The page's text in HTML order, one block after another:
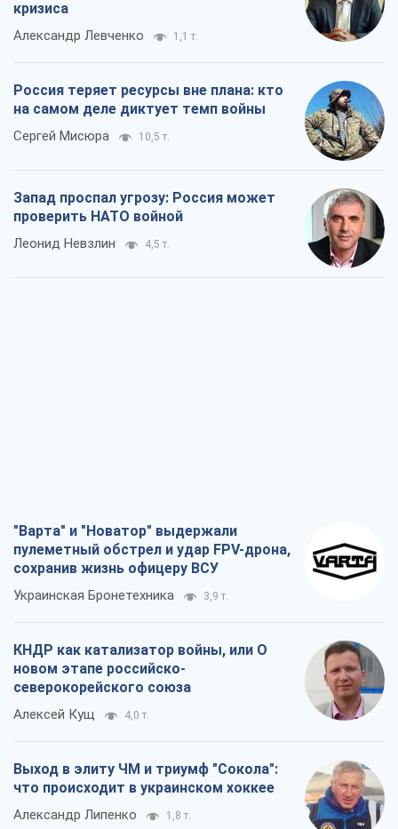
кризиса
Александр Левченко 1,1 т.
Россия теряет ресурсы вне плана: кто
на самом деле диктует темп войны
Сергей Мисюра 10,5 т.
Запад проспал угрозу: Россия может
проверить НАТО войной
Леонид Невзлин 4,5 т.
"Варта" и "Новатор" выдержали
пулеметный обстрел и удар FPV-дрона,
сохранив жизнь офицеру ВСУ
Украинская Бронетехника 3,9 т.
КНДР как катализатор войны, или О
новом этапе российско-
северокорейского союза
Алексей Кущ 4,0 т.
Выход в элиту ЧМ и триумф "Сокола":
что происходит в украинском хоккее
Александр Липенко 1,8 т.